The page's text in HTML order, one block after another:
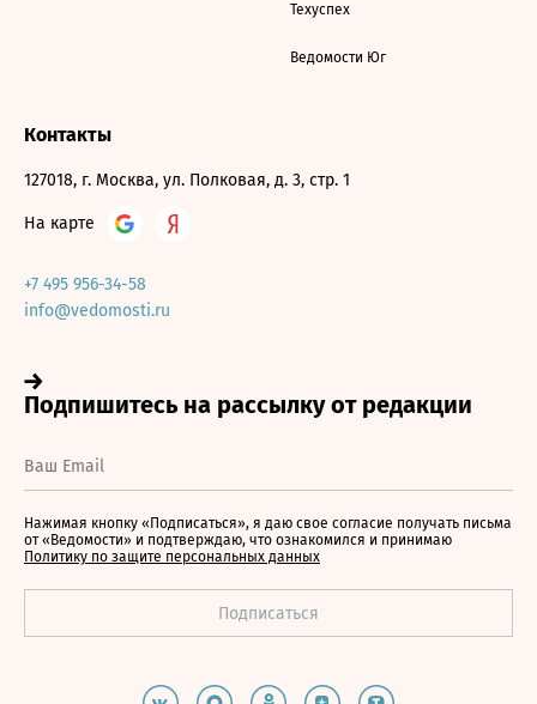
Техуспех
Ведомости Юг
Контакты
127018, г. Москва, ул. Полковая, д. 3, стр. 1
На карте
+7 495 956-34-58
info@vedomosti.ru
Нажимая кнопку «Подписаться», я даю свое согласие получать письма
от «Ведомости» и подтверждаю, что ознакомился и принимаю
Политику по защите персональных данных